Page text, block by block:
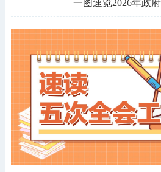
一图速览2026年政